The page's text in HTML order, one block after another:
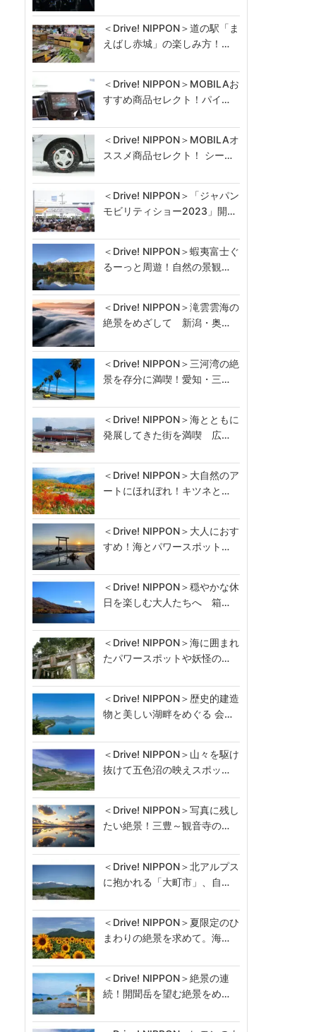
＜Drive! NIPPON＞道の駅「ま
えばし赤城」の楽しみ方！…
＜Drive! NIPPON＞MOBILAお
すすめ商品セレクト！パイ…
＜Drive! NIPPON＞MOBILAオ
ススメ商品セレクト！ シー…
＜Drive! NIPPON＞「ジャパン
モビリティショー2023」開…
＜Drive! NIPPON＞蝦夷富士ぐ
るーっと周遊！自然の景観…
＜Drive! NIPPON＞滝雲雲海の
絶景をめざして 新潟・奥…
＜Drive! NIPPON＞三河湾の絶
景を存分に満喫！愛知・三…
＜Drive! NIPPON＞海とともに
発展してきた街を満喫 広…
＜Drive! NIPPON＞大自然のア
ートにほれぼれ！キツネと…
＜Drive! NIPPON＞大人におす
すめ！海とパワースポット…
＜Drive! NIPPON＞穏やかな休
日を楽しむ大人たちへ 箱…
＜Drive! NIPPON＞海に囲まれ
たパワースポットや妖怪の…
＜Drive! NIPPON＞歴史的建造
物と美しい湖畔をめぐる 会…
＜Drive! NIPPON＞山々を駆け
抜けて五色沼の映えスポッ…
＜Drive! NIPPON＞写真に残し
たい絶景！三豊～観音寺の…
＜Drive! NIPPON＞北アルプス
に抱かれる「大町市」、自…
＜Drive! NIPPON＞夏限定のひ
まわりの絶景を求めて。海…
＜Drive! NIPPON＞絶景の連
続！開聞岳を望む絶景をめ…